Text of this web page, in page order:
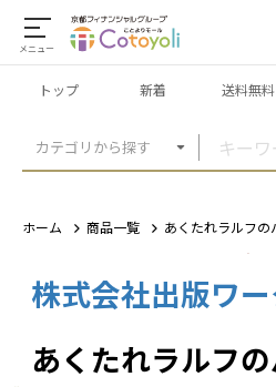
メニュー
カテゴリから探す
トップ 新着 送料無料
ホーム 商品一覧 あくたれラルフの
株式会社出版ワ
あくたれラルフ